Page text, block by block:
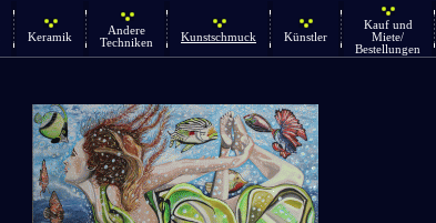
Keramik
Andere
Techniken
Kunstschmuck Künstler
Kauf und
Miete/
Bestellungen